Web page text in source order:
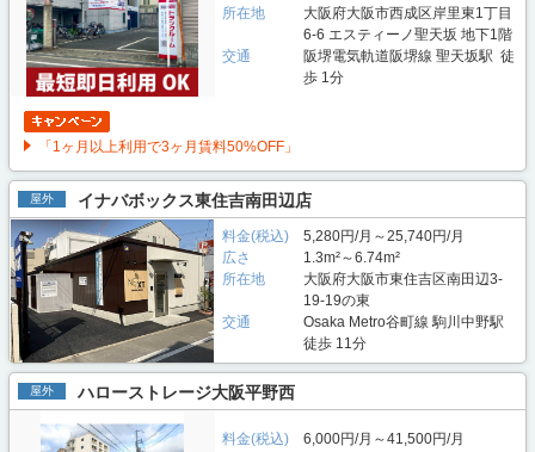
所在地
大阪府大阪市西成区岸里東1丁目
6-6 エスティーノ聖天坂 地下1階
交通
阪堺電気軌道阪堺線 聖天坂駅 徒
歩 1分
「1ヶ月以上利用で3ヶ月賃料50%OFF」
屋外 イナバボックス東住吉南田辺店
料金(税込)
5,280円/月～25,740円/月
広さ
1.3m²～6.74m²
所在地
大阪府大阪市東住吉区南田辺3-
19-19の東
交通
Osaka Metro谷町線 駒川中野駅
徒歩 11分
屋外 ハローストレージ大阪平野西
料金(税込)
6,000円/月～41,500円/月